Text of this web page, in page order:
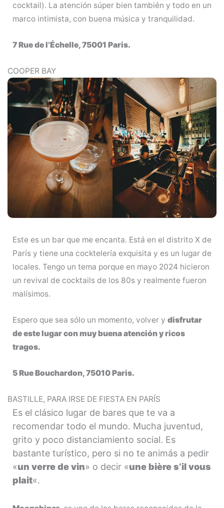
cocktail). La atención súper bien también y todo en un
marco intimista, con buena música y tranquilidad.
7 Rue de l’Échelle, 75001 Paris.
COOPER BAY
Este es un bar que me encanta. Está en el distrito X de
París y tiene una cocktelería exquisita y es un lugar de
locales. Tengo un tema porque en mayo 2024 hicieron
un revival de cocktails de los 80s y realmente fueron
malísimos.
Espero que sea sólo un momento, volver y disfrutar
de este lugar con muy buena atención y ricos
tragos.
5 Rue Bouchardon, 75010 Paris.
BASTILLE, PARA IRSE DE FIESTA EN PARÍS
Es el clásico lugar de bares que te va a
recomendar todo el mundo. Mucha juventud,
grito y poco distanciamiento social. Es
bastante turístico, pero si no te animás a pedir
«un verre de vin» o decir «une bière s’il vous
plait«.